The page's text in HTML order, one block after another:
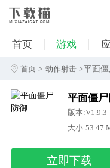
首页 游戏
首页 >动作射击 >平面
平面僵
版本:V1.9.3
大小:53.47
立即下载